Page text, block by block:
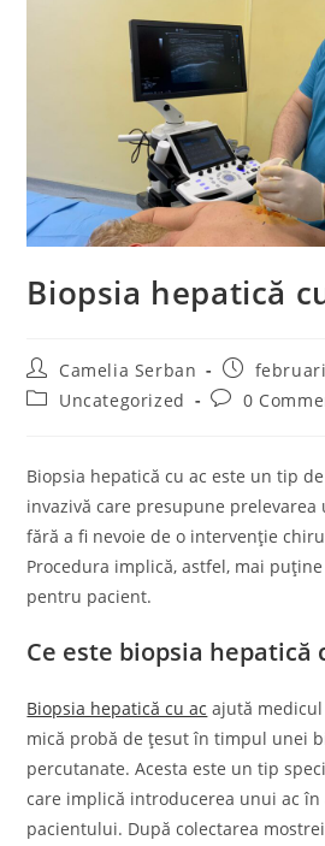
Biopsia hepatică
Post
author:
Camelia Serban
Post
published:
PostUncategorized
Post0
Biopsia hepatică cu ac este un tip
invazivă care presupune
fără a fi nevoie de o intervenție
Procedura implică, astfel, mai
pentru pacient.
Ce este biopsia hepatică
Biopsia hepatică cu ac ajută
mică probă de țesut în timpul unei
percutanate. Acesta este un tip
care implică introducerea unui ac
pacientului. După colectarea